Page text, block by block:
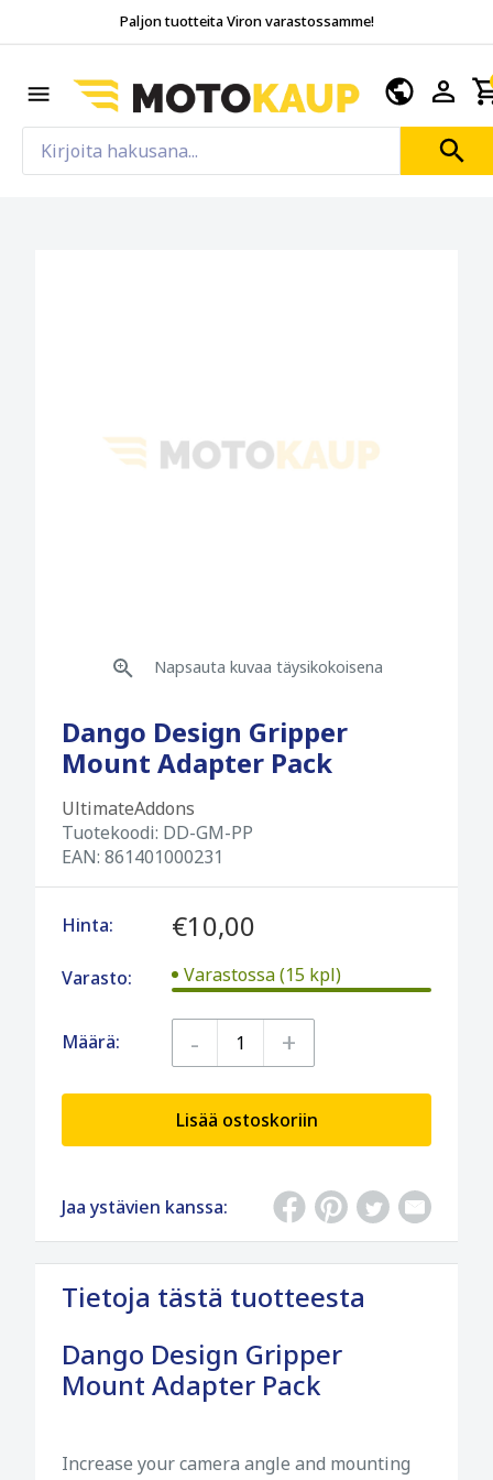
Paljon tuotteita Viron varastossamme!
Napsauta kuvaa täysikokoisena
Dango Design Gripper
Mount Adapter Pack
UltimateAddons
Tuotekoodi: DD-GM-PP
EAN: 861401000231
Hinta: €10,00
Varasto: Varastossa (15 kpl)
Määrä: - +
Lisää ostoskoriin
Jaa ystävien kanssa:
Tietoja tästä tuotteesta
Dango Design Gripper
Mount Adapter Pack
Increase your camera angle and mounting